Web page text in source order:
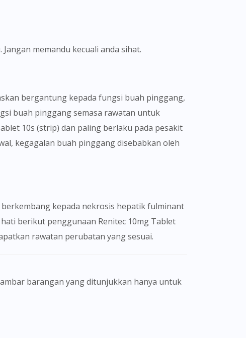
memandu kecuali anda sihat.
bergantung kepada fungsi buah pinggang,
buah pinggang semasa rawatan untuk
10s (strip) dan paling berlaku pada pesakit
kegagalan buah pinggang disebabkan oleh
kepada nekrosis hepatik fulminant
berikut penggunaan Renitec 10mg Tablet
rawatan perubatan yang sesuai.
perubatan dan bukan bertujuan